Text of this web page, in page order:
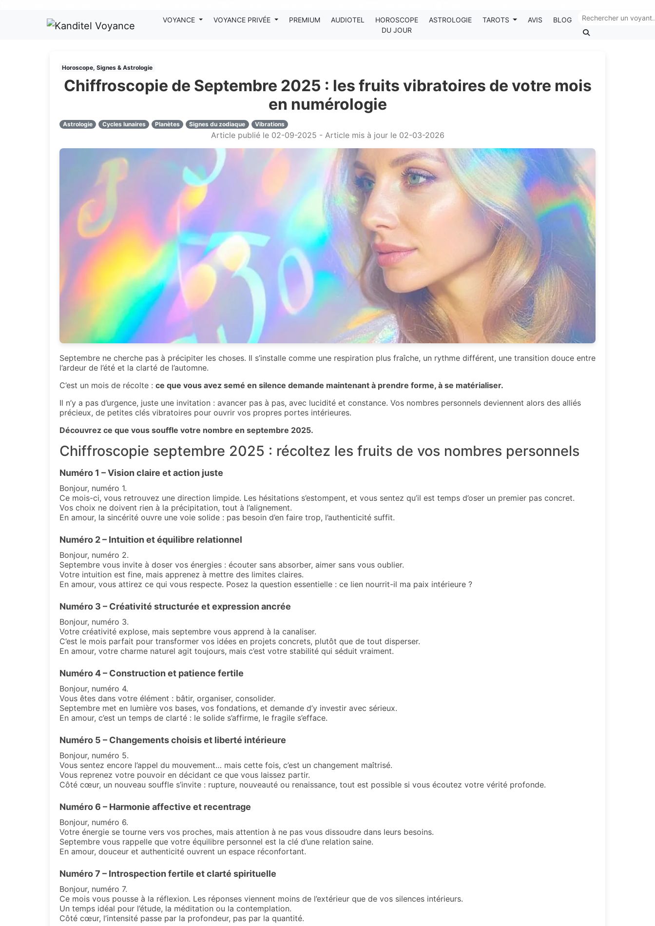
VOYANCE VOYANCE PRIVÉE PREMIUM AUDIOTEL
HOROSCOPE
DU JOUR
ASTROLOGIE TAROTS AVIS BLOG
Horoscope, Signes & Astrologie
Chiffroscopie de Septembre 2025 : les fruits vibratoires de votre mois
en numérologie
Astrologie Cycles lunaires Planètes Signes du zodiaque Vibrations
Article publié le 02-09-2025 - Article mis à jour le 02-03-2026
Septembre ne cherche pas à précipiter les choses. Il s’installe comme une respiration plus fraîche, un rythme différent, une transition douce entre
l’ardeur de l’été et la clarté de l’automne.
C’est un mois de récolte : ce que vous avez semé en silence demande maintenant à prendre forme, à se matérialiser.
Il n’y a pas d’urgence, juste une invitation : avancer pas à pas, avec lucidité et constance. Vos nombres personnels deviennent alors des alliés
précieux, de petites clés vibratoires pour ouvrir vos propres portes intérieures.
Découvrez ce que vous souffle votre nombre en septembre 2025.
Chiffroscopie septembre 2025 : récoltez les fruits de vos nombres personnels
Numéro 1 – Vision claire et action juste
Bonjour, numéro 1.
Ce mois-ci, vous retrouvez une direction limpide. Les hésitations s’estompent, et vous sentez qu’il est temps d’oser un premier pas concret.
Vos choix ne doivent rien à la précipitation, tout à l’alignement.
En amour, la sincérité ouvre une voie solide : pas besoin d’en faire trop, l’authenticité suffit.
Numéro 2 – Intuition et équilibre relationnel
Bonjour, numéro 2.
Septembre vous invite à doser vos énergies : écouter sans absorber, aimer sans vous oublier.
Votre intuition est fine, mais apprenez à mettre des limites claires.
En amour, vous attirez ce qui vous respecte. Posez la question essentielle : ce lien nourrit-il ma paix intérieure ?
Numéro 3 – Créativité structurée et expression ancrée
Bonjour, numéro 3.
Votre créativité explose, mais septembre vous apprend à la canaliser.
C’est le mois parfait pour transformer vos idées en projets concrets, plutôt que de tout disperser.
En amour, votre charme naturel agit toujours, mais c’est votre stabilité qui séduit vraiment.
Numéro 4 – Construction et patience fertile
Bonjour, numéro 4.
Vous êtes dans votre élément : bâtir, organiser, consolider.
Septembre met en lumière vos bases, vos fondations, et demande d’y investir avec sérieux.
En amour, c’est un temps de clarté : le solide s’affirme, le fragile s’efface.
Numéro 5 – Changements choisis et liberté intérieure
Bonjour, numéro 5.
Vous sentez encore l’appel du mouvement… mais cette fois, c’est un changement maîtrisé.
Vous reprenez votre pouvoir en décidant ce que vous laissez partir.
Côté cœur, un nouveau souffle s’invite : rupture, nouveauté ou renaissance, tout est possible si vous écoutez votre vérité profonde.
Numéro 6 – Harmonie affective et recentrage
Bonjour, numéro 6.
Votre énergie se tourne vers vos proches, mais attention à ne pas vous dissoudre dans leurs besoins.
Septembre vous rappelle que votre équilibre personnel est la clé d’une relation saine.
En amour, douceur et authenticité ouvrent un espace réconfortant.
Numéro 7 – Introspection fertile et clarté spirituelle
Bonjour, numéro 7.
Ce mois vous pousse à la réflexion. Les réponses viennent moins de l’extérieur que de vos silences intérieurs.
Un temps idéal pour l’étude, la méditation ou la contemplation.
Côté cœur, l’intensité passe par la profondeur, pas par la quantité.